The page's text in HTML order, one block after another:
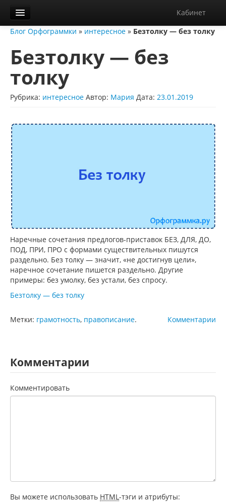
Кабинет
Орфограммка
Библиотека
Блог
О нас
Блог Орфограммки » интересное » Безтолку — без толку
Безтолку — без
толку
Рубрика: интересное Автор: Мария Дата: 23.01.2019
Наречные сочетания предлогов-приставок БЕЗ, ДЛЯ, ДО,
ПОД, ПРИ, ПРО с формами существительных пишутся
раздельно. Без толку — значит, «не достигнув цели»,
наречное сочетание пишется раздельно. Другие
примеры: без умолку, без устали, без спросу.
Безтолку — без толку
Комментарии
Метки: грамотность, правописание.
Комментарии
Комментировать
Вы можете использовать HTML -тэги и атрибуты: